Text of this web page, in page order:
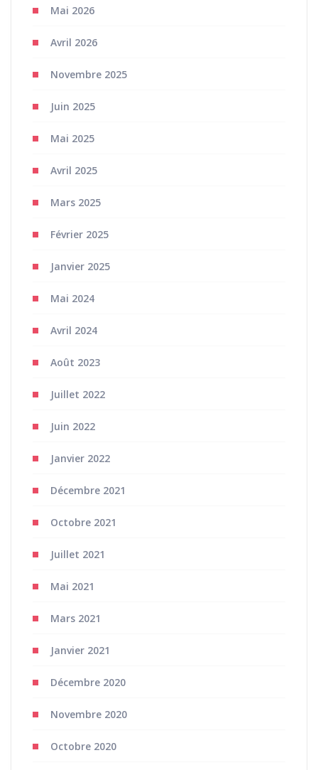
Mai 2026
Avril 2026
Novembre 2025
Juin 2025
Mai 2025
Avril 2025
Mars 2025
Février 2025
Janvier 2025
Mai 2024
Avril 2024
Août 2023
Juillet 2022
Juin 2022
Janvier 2022
Décembre 2021
Octobre 2021
Juillet 2021
Mai 2021
Mars 2021
Janvier 2021
Décembre 2020
Novembre 2020
Octobre 2020